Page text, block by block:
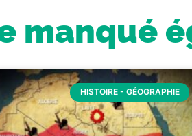
manqué
HISTOIRE - GÉOGRAPHIE